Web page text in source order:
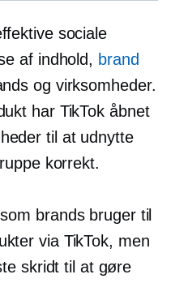
sociale
af indhold, brand
og virksomheder.
har TikTok åbnet
til at udnytte
korrekt.
brands bruger til
via TikTok, men
skridt til at gøre